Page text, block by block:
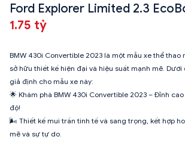
Ford Explorer Limited 2.3
1.75 tỷ
BMW 430i Convertible 2023 là một mẫu xe thể thao
sở hữu thiết kế hiện đại và hiệu suất mạnh mẽ.
giả định cho mẫu xe này:
🌟 Khám phá BMW 430i Convertible 2023 – Đỉnh
độ!
🌬️ Thiết kế mui trần tinh tế và sang trọng, kết hợp
mẽ và sự tự do.